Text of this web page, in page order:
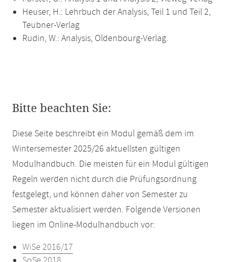
Heuser, H.: Lehrbuch der Analysis, Teil 1 und Teil 2,
Teubner-Verlag
Rudin, W.: Analysis, Oldenbourg-Verlag.
Bitte beachten Sie:
Diese Seite beschreibt ein Modul gemäß dem im
Wintersemester 2025/26 aktuellsten gültigen
Modulhandbuch. Die meisten für ein Modul gültigen
Regeln werden nicht durch die Prüfungsordnung
festgelegt, und können daher von Semester zu
Semester aktualisiert werden. Folgende Versionen
liegen im Online-Modulhandbuch vor:
WiSe 2016/17